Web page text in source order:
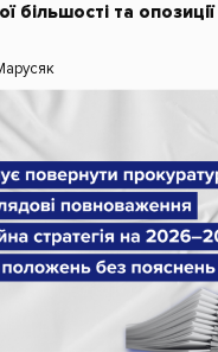
більшості та опозиції